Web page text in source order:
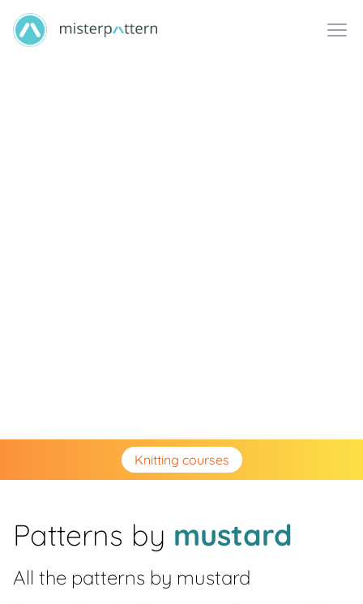
Knitting courses
Patterns by mustard
All the patterns by mustard